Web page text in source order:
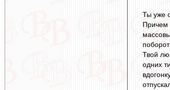
Ты уже
Причем
Твой
одних